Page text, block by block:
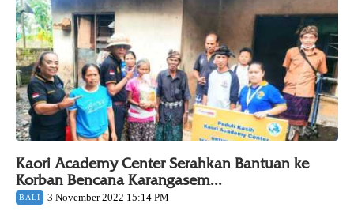
Kaori Academy Center Serahkan Bantuan ke
Korban Bencana Karangasem...
BALI 3 November 2022 15:14 PM